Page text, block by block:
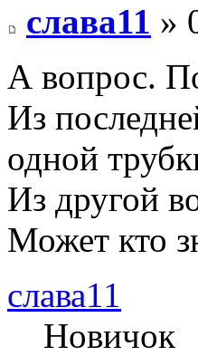
слава11 »
А вопрос.
Из
одной
Из другой
Может кто
слава11
Новичок